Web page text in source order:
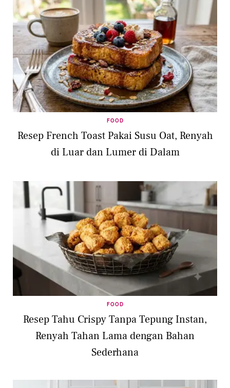
FOOD
Resep French Toast Pakai Susu Oat, Renyah
di Luar dan Lumer di Dalam
FOOD
Resep Tahu Crispy Tanpa Tepung Instan,
Renyah Tahan Lama dengan Bahan
Sederhana